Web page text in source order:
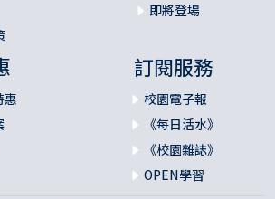
即將登場
惠
訂閱服務
校園電子報
《每日活水》
《校園雜誌》
OPEN學習